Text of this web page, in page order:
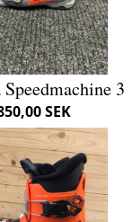
3
SEK